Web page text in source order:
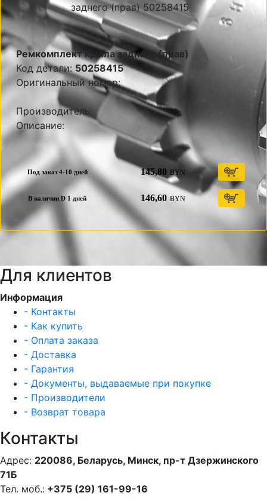
Ремкомплект крыла заднего (прав)
Код детали: 50258415
Оригинальный номер:
Производитель:
Описание:
Под заказ 4-10 дней 145,80 BYN
В наличии D 1 дней 146,60 BYN
Для клиентов
Информация
- Контакты
- Как купить
- Оплата заказа
- Доставка
- Гарантия
- Документы, выдаваемые при покупке
- Производители
- Возврат товара
Контакты
Адрес: 220086, Беларусь, Минск, пр-т Дзержинского
71Б
Тел. моб.: +375 (29) 161-99-16